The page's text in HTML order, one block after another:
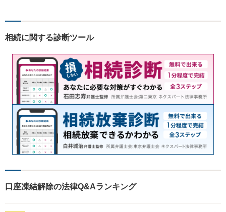
の方の契約関係トラブルまで
ます。お気軽にご相談くださ
い。
相続に関する診断ツール
口座凍結解除の法律Q&Aランキング